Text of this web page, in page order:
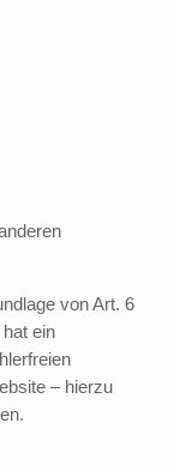
von Art. 6
ein
– hierzu